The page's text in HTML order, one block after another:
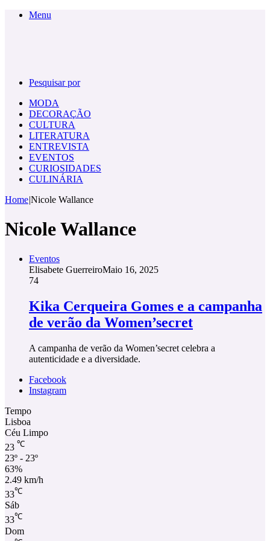
Menu
Pesquisar por
MODA
DECORAÇÃO
CULTURA
LITERATURA
ENTREVISTA
EVENTOS
CURIOSIDADES
CULINÁRIA
Home|Nicole Wallance
Nicole Wallance
Eventos
Elisabete GuerreiroMaio 16, 2025
74
Kika Cerqueira Gomes e a campanha
de verão da Women’secret
A campanha de verão da Women’secret celebra a
autenticidade e a diversidade.
Facebook
Instagram
Tempo
Lisboa
Céu Limpo
23 ℃
23º - 23º
63%
2.49 km/h
33℃
Sáb
33℃
Dom